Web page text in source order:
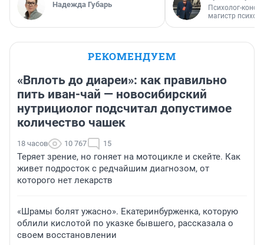
Надежда Губарь
Психолог-
магистр
РЕКОМЕНДУЕМ
«Вплоть до диареи»: как правильно
пить иван-чай — новосибирский
нутрициолог подсчитал допустимое
количество чашек
18 часов 10 767 15
Теряет зрение, но гоняет на мотоцикле и скейте. Как
живет подросток с редчайшим диагнозом, от
которого нет лекарств
«Шрамы болят ужасно». Екатеринбурженка, которую
облили кислотой по указке бывшего, рассказала о
своем восстановлении